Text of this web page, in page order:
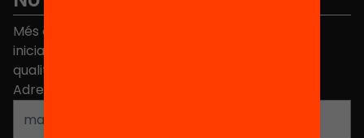
Més de 40.000 persones ja han triat Equitat. Rep
iniciatives, propostes i projectes per millorar la
qualitat de l'educació a Catalunya.
Adreça electrònica